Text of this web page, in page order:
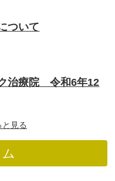
ついて
治療院 令和6年12
見る